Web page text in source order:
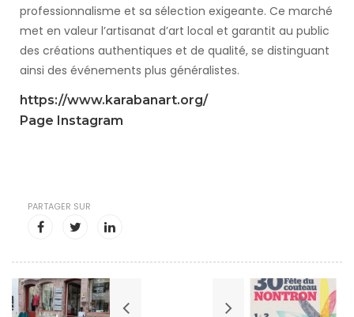
professionnalisme et sa sélection exigeante. Ce marché
met en valeur l’artisanat d’art local et garantit au public
des créations authentiques et de qualité, se distinguant
ainsi des événements plus généralistes.
https://www.karabanart.org/
Page Instagram
PARTAGER SUR